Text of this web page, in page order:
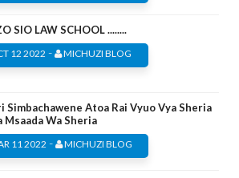
SIO LAW SCHOOL ........
12 2022 - MICHUZI BLOG
Simbachawene Atoa Rai Vyuo Vya Sheria
Msaada Wa Sheria
11 2022 - MICHUZI BLOG